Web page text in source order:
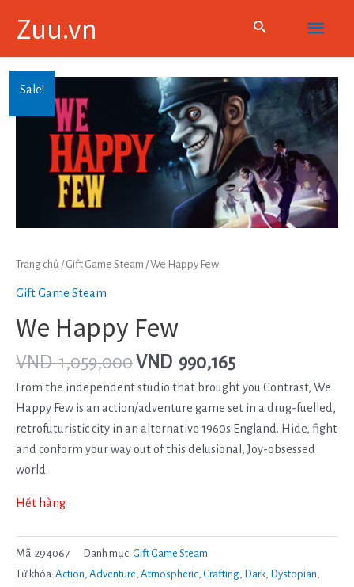
Zuu.vn
Main
Menu
Sale!
Trang chủ /Gift Game Steam / We Happy Few
Gift Game Steam
We Happy Few
VND1,059,000VND 990,165
From the independent studio that brought you Contrast, We
Happy Few is an action/adventure game set in a drug-fuelled,
retrofuturistic city in an alternative 1960s England. Hide, fight
and conform your way out of this delusional, Joy-obsessed
world.
Hết hàng
Mã: 294067 Danh mục: Gift Game Steam
Từ khóa: Action Adventure Atmospheric Crafting Dark Dystopian